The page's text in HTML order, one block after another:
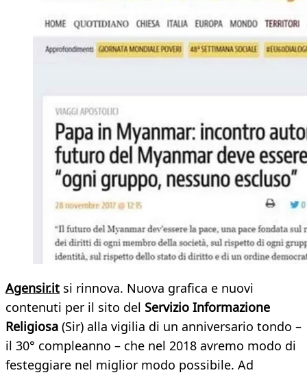
Agensir.it si rinnova. Nuova grafica e nuovi
contenuti per il sito del Servizio Informazione
Religiosa (Sir) alla vigilia di un anniversario tondo –
il 30° compleanno – che nel 2018 avremo modo di
festeggiare nel miglior modo possibile. Ad